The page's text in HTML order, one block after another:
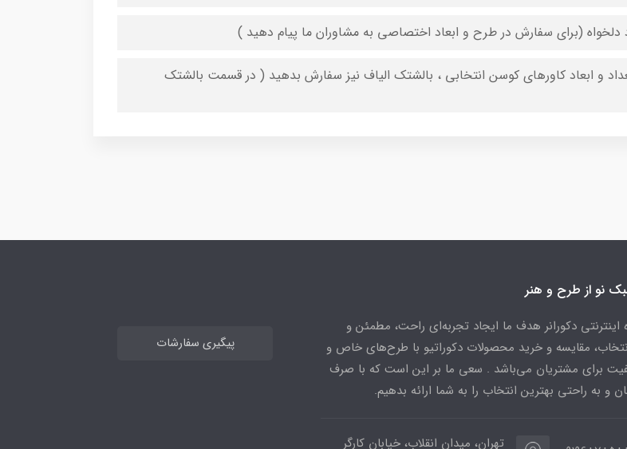
دلخواه (برای سفارش در طرح و ابعاد اختصاصی به مشاوران ما پیام دهید )
و ابعاد کاورهای کوسن انتخابی ، بالشتک الیاف نیز سفارش بدهید ( در قسمت بالشتک
نو از طرح و هنر
اینترنتی دکورانر هدف ما ایجاد تجربه‌ای راحت، مطمئن و
انتخاب، مقایسه و خرید محصولات دکوراتیو با طرح‌های خاص و
برای مشتریان می‌باشد . سعی ما بر این است که با صرف
و به راحتی بهترین انتخاب را به شما ارائه بدهیم.
تهران، میدان انقلاب، خیابان کارگر
پیگیری سفارشات